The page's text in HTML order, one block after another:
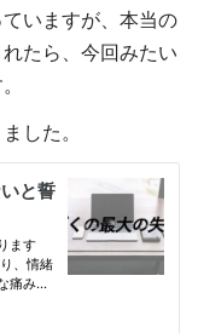
いますが、本当の
たら、今回みたい
した。